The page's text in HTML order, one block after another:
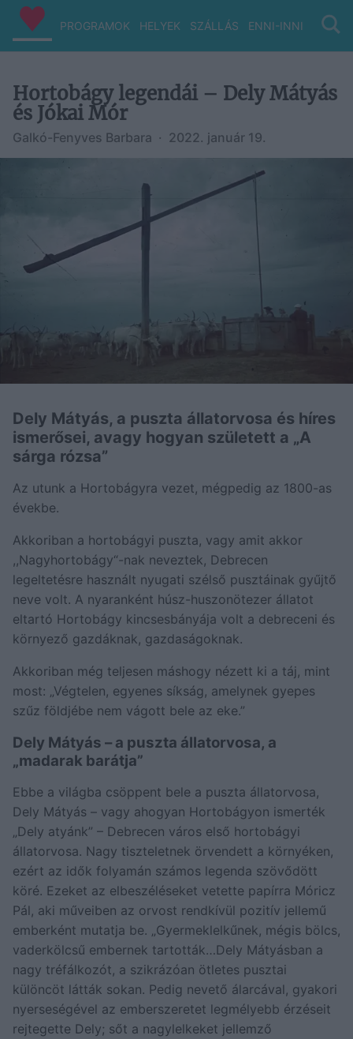
PROGRAMOK HELYEK SZÁLLÁS ENNI-INNI VIZ/
Hortobágy legendái – Dely Mátyás
és Jókai Mór
Galkó-Fenyves Barbara · 2022. január 19.
Dely Mátyás, a puszta állatorvosa és híres
ismerősei, avagy hogyan született a „A
sárga rózsa”
Az utunk a Hortobágyra vezet, mégpedig az 1800-as
évekbe.
Akkoriban a hortobágyi puszta, vagy amit akkor
,,Nagyhortobágy“-nak neveztek, Debrecen
legeltetésre használt nyugati szélső pusztáinak gyűjtő
neve volt. A nyaranként húsz-huszonötezer állatot
eltartó Hortobágy kincsesbányája volt a debreceni és
környező gazdáknak, gazdaságoknak.
Akkoriban még teljesen máshogy nézett ki a táj, mint
most: „Végtelen, egyenes síkság, amelynek gyepes
szűz földjébe nem vágott bele az eke.”
Dely Mátyás – a puszta állatorvosa, a
„madarak barátja”
Ebbe a világba csöppent bele a puszta állatorvosa,
Dely Mátyás – vagy ahogyan Hortobágyon ismerték
„Dely atyánk” – Debrecen város első hortobágyi
állatorvosa. Nagy tiszteletnek örvendett a környéken,
ezért az idők folyamán számos legenda szövődött
köré. Ezeket az elbeszéléseket vetette papírra Móricz
Pál, aki műveiben az orvost rendkívül pozitív jellemű
emberként mutatja be. „Gyermeklelkűnek, mégis bölcs,
vaderkölcsű embernek tartották…Dely Mátyásban a
nagy tréfálkozót, a szikrázóan ötletes pusztai
különcöt látták sokan. Pedig nevető álarcával, gyakori
nyerseségével az emberszeretet legmélyebb érzéseit
rejtegette Dely; sőt a nagylelkeket jellemző